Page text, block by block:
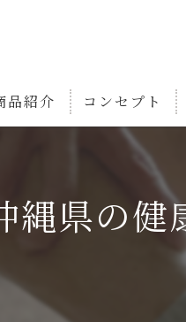
品紹介 コンセプト
縄県の